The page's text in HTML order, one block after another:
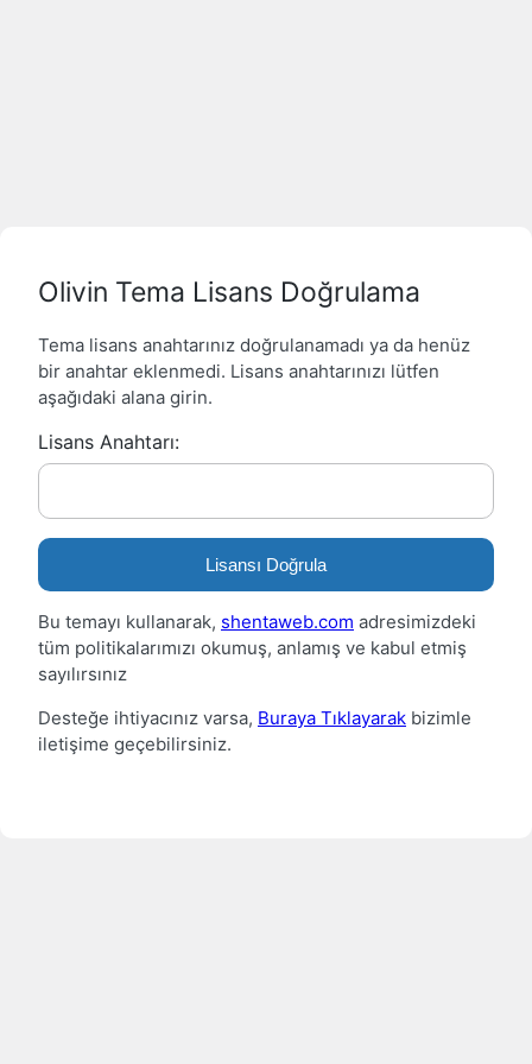
Olivin Tema Lisans Doğrulama
Tema lisans anahtarınız doğrulanamadı ya da henüz
bir anahtar eklenmedi. Lisans anahtarınızı lütfen
aşağıdaki alana girin.
Lisans Anahtarı:
Lisansı Doğrula
Bu temayı kullanarak, shentaweb.com adresimizdeki
tüm politikalarımızı okumuş, anlamış ve kabul etmiş
sayılırsınız
Desteğe ihtiyacınız varsa, Buraya Tıklayarak bizimle
iletişime geçebilirsiniz.